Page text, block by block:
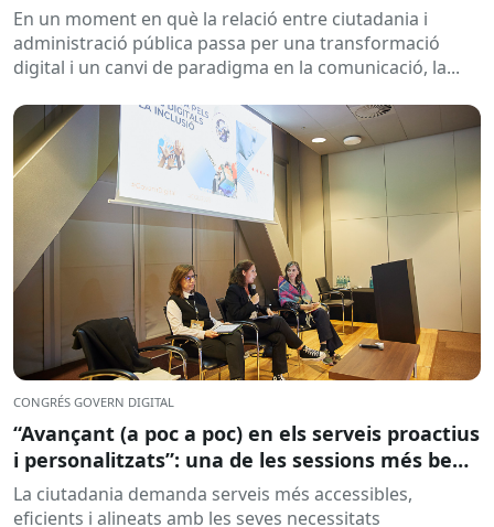
En un moment en què la relació entre ciutadania i
administració pública passa per una transformació
digital i un canvi de paradigma en la comunicació, la...
CONGRÉS GOVERN DIGITAL
“Avançant (a poc a poc) en els serveis proactius
i personalitzats”: una de les sessions més ben
valorades del CGD2025
La ciutadania demanda serveis més accessibles,
eficients i alineats amb les seves necessitats